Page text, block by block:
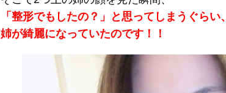
「整形でもしたの？」と思ってしまうぐらい、
姉が綺麗になっていたのです！！